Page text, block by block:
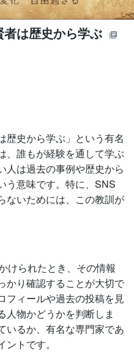
は歴史から学ぶ
歴史から学ぶ」という有名
、誰もが経験を通して学ぶ
人は過去の事例や歴史から
う意味です。特に、SNS
ないためには、この教訓が
けられたとき、その情報
かり確認することが大切で
フィールや過去の投稿を見
人物かどうかを判断しま
いるか、有名な専門家であ
トです。